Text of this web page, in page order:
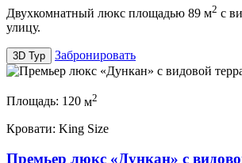
Двухкомнатный люкс площадью 89 м2 с
улицу.
3D Тур Забронировать
Площадь: 120 м2
Кровати: King Size
Премьер люкс «Дункан» с